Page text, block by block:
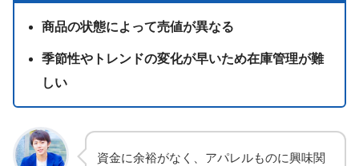
商品の状態によって売値が異なる
季節性やトレンドの変化が早いため在庫管理が難
しい
資金に余裕がなく、アパレルものに興味関